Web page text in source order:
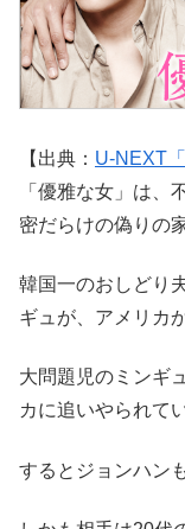
【出典： U-NEXT
「優雅な女」は、
密だらけの偽りの
韓国一のおしどり
ギュが、アメリカ
大問題児のミンギ
カに追いやられて
するとジョンハン